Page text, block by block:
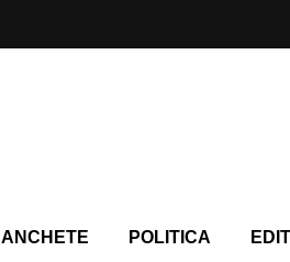
ANCHETE POLITICA